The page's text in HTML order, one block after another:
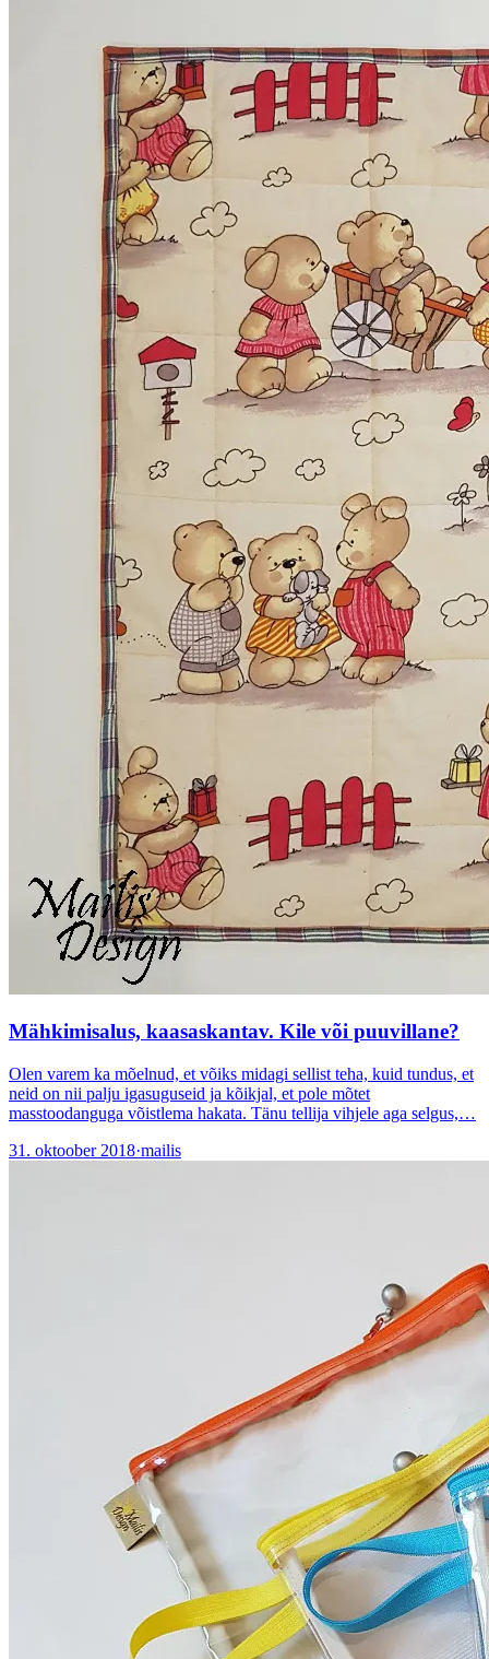
Mähkimisalus, kaasaskantav. Kile või puuvillane?
Olen varem ka mõelnud, et võiks midagi sellist teha, kuid tundus, et
neid on nii palju igasuguseid ja kõikjal, et pole mõtet
masstoodanguga võistlema hakata. Tänu tellija vihjele aga selgus,…
31. oktoober 2018·mailis